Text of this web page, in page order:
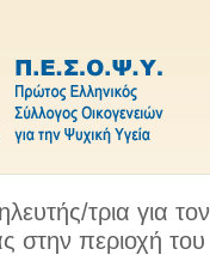
τρια για
στην περιοχή